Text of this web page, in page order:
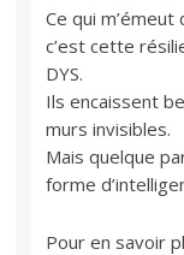
Ce qui
c’est cette
DYS.
Ils encaissent
murs invisibles.
Mais quelque
forme
Pour en savoir